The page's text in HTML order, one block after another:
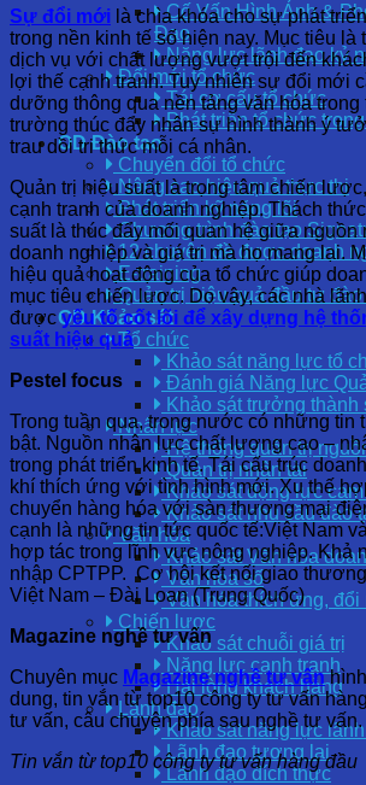
Cố Vấn Hình Ảnh &
Đạo
Năng lực lãnh đạo kỷ
Đổi mới tổ chức
Tái cơ cấu tổ chức
Phát triển tổ chức
OD Đào tạo
Chuyển đổi tổ chức
Nâng cao hiệu quả thực thi
Phát triển kỹ năng lõi
Chương trình đào tạo
12 chuyên đề được doanh
E-training
Quản trị hiệu quả đầu tư đào
OD Khảo sát
Tổ chức
Khảo sát năng lực tổ
Đánh giá Năng lực
Khảo sát trưởng thành
Nhân lực
Hệ thống quản trị
Quản trị nhân tài
Khảo sát động lực cam
Khảo sát nhu cầu đào
Văn hóa
Khảo sát Văn hóa
Văn hóa số
Văn hóa thích ứng, đổi
Chiến lược
Khảo sát chuỗi giá trị
Năng lực cạnh tranh
Hài lòng khách hàng
Lãnh đạo
Khảo sát năng lực
Lãnh đạo tương lai
Lãnh đạo đích thực
Sự đổi mới là chìa khóa cho sự phát
trong nền kinh tế số hiện nay. Mục tiêu là
dịch vụ với chất lượng vượt trội đến
lợi thế cạnh tranh. Tuy nhiên sự đổi mới
dưỡng thông qua nền tảng văn hóa trong
trường thúc đẩy nhân sự hình thành ý
trau dồi tri thức mỗi cá nhân.
Quản trị hiệu suất là trọng tâm chiến
cạnh tranh của doanh nghiệp. Thách
suất là thúc đẩy mối quan hệ giữa nguồn
doanh nghiệp và giá trị mà họ mang lại.
hiệu quả hoạt động của tổ chức giúp
mục tiêu chiến lược. Do vậy, các nhà
đượcyếu tố cốt lõi để xây dựng hệ
suất hiệu quả
Pestel focus
Trong tuần qua, trong nước có những tin
bật. Nguồn nhân lực chất lượng cao –
trong phát triển kinh tế. Tái cấu trúc
khí thích ứng với tình hình mới. Xu thế
chuyển hàng hóa với sàn thương mại
cạnh là những tin tức quốc tế:Việt Nam
hợp tác trong lĩnh vực nông nghiệp. Khả
nhập CPTPP. Cơ hội kết nối giao
Việt Nam – Đài Loan (Trung Quốc)
Magazine nghề tư vấn
Chuyên mục Magazine nghề tư vấn
dung, tin vắn từ top10 công ty tư vấn
tư vấn, câu chuyện phía sau nghề tư vấn.
Tin vắn từ top10 công ty tư vấn hàng đầu